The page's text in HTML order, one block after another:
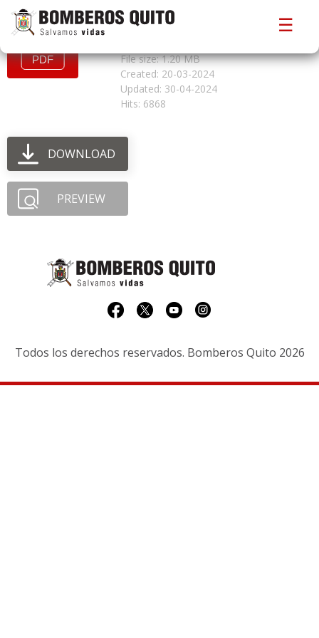
☰
DECLARACION DE LA CENTRALITA
File size: 1.20 MB
Created: 20-03-2024
Updated: 30-04-2024
Hits: 6868
DOWNLOAD
PREVIEW
Todos los derechos reservados. Bomberos Quito 2026